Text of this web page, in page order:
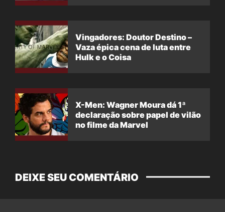
Vingadores: Doutor Destino –
Vaza épica cena de luta entre
Hulk e o Coisa
X-Men: Wagner Moura dá 1ª
declaração sobre papel de vilão
no filme da Marvel
DEIXE SEU COMENTÁRIO